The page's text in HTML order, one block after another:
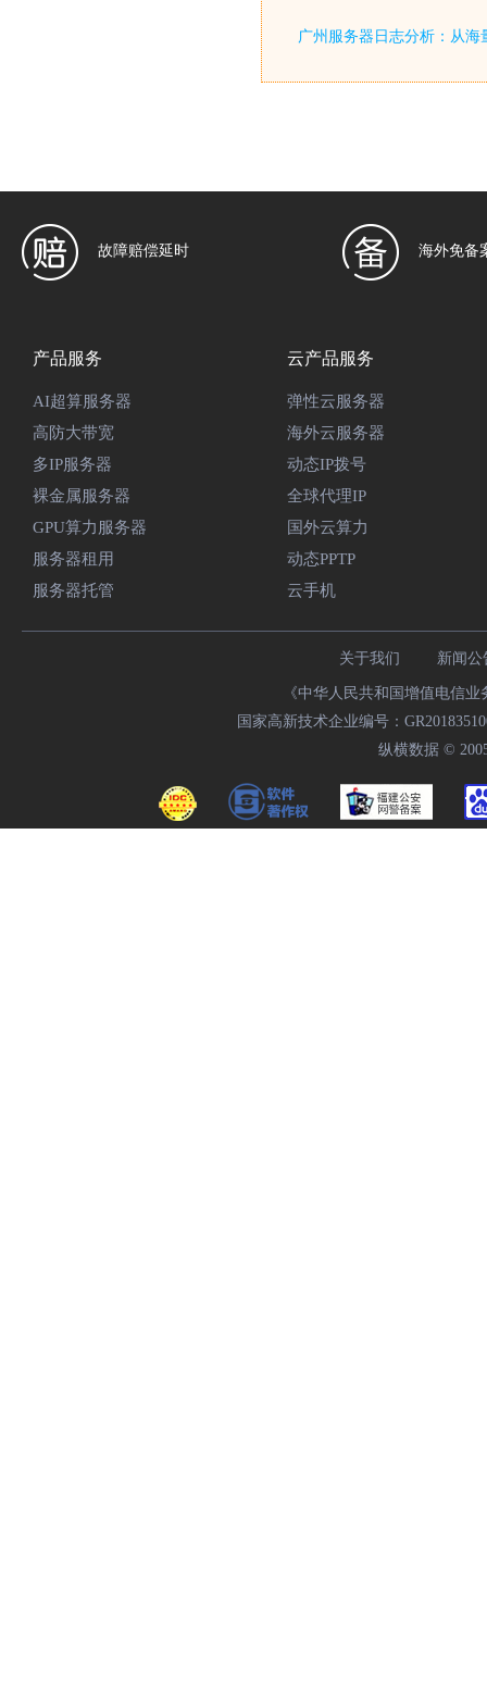
广州服务器日志分析：从海
故障赔偿延时 海外免备
产品服务
AI超算服务器
高防大带宽
多IP服务器
裸金属服务器
GPU算力服务器
服务器租用
服务器托管
云产品服务
弹性云服务器
海外云服务器
动态IP拨号
全球代理IP
国外云算力
动态PPTP
云手机
关于我们 新闻公
《中华人民共和国增值电信
国家高新技术企业编号：
纵横数据 ©